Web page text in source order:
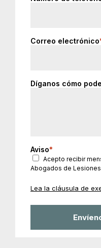
Correo electrónico
Díganos cómo
Aviso*
Acepto recibir
Abogados de
Lea la cláusula de